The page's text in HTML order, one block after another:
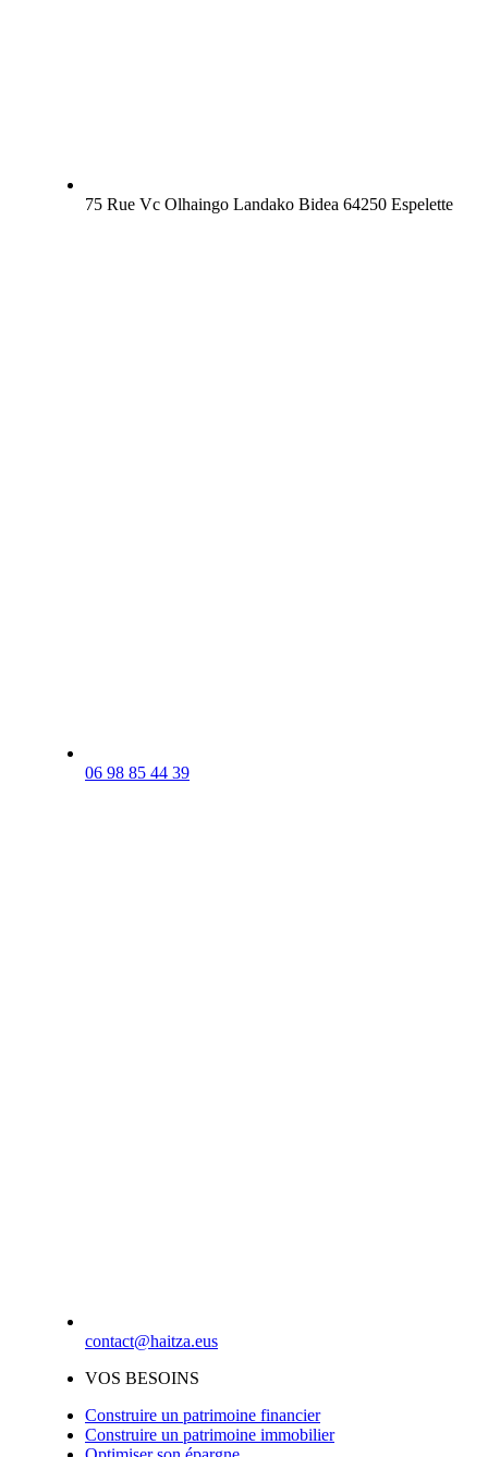
75 Rue Vc Olhaingo Landako Bidea 64250 Espelette
06 98 85 44 39
contact@haitza.eus
VOS BESOINS
Construire un patrimoine financier
Construire un patrimoine immobilier